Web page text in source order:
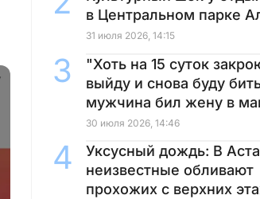
в Центральном парке
31 июля 2026, 14:15
"Хоть на 15 суток
выйду и снова буду
мужчина бил жену в
30 июля 2026, 14:46
Уксусный дождь: В
неизвестные обливают
прохожих с верхних